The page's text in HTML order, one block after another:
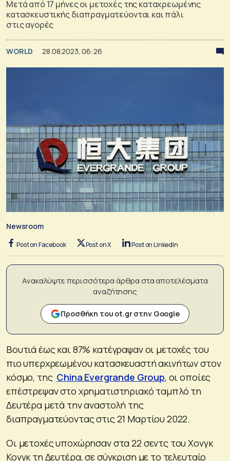
Μετά από 17 μήνες οι μετοχές της καταχρεωμένης
κατασκευστικής διαπραγματεύονται και πάλι
στις αγορές
WORLD 28.08.2023, 06:26
Newsroom
Post on Facebook Post on X Post on LinkedIn
Ανακαλύψτε περισσότερα άρθρα στα αποτελέσματα
αναζήτησης
Προσθήκη του ot.gr στην Google
Βουτιά έως και 87% κατέγραψαν οι μετοχές του
πιο υπερχρεωμένου κατασκευαστή ακινήτων στον
κόσμο, της China Evergrande Group, οι οποίες
επέστρεψαν στο χρηματιστηριακό ταμπλό τη
Δευτέρα μετά την αναστολή της
διαπραγματεύοντας στις 21 Μαρτίου 2022.
Οι μετοχές υποχώρησαν στα 22 σεντς του Χονγκ
Κονγκ τη Δευτέρα, σε σύγκριση με το τελευταίο